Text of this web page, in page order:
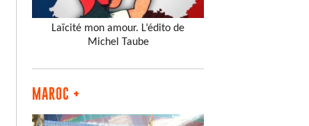
Laïcité mon amour. L’édito de
Michel Taube
MAROC +